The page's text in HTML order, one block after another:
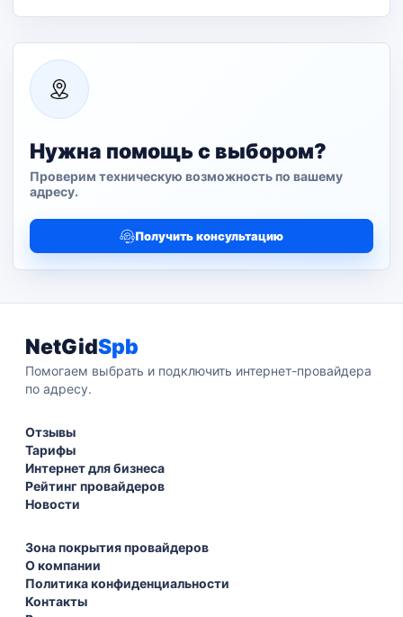
Нужна помощь с выбором?
Проверим техническую возможность по вашему
адресу.
Получить консультацию
NetGidSpb
Помогаем выбрать и подключить интернет-провайдера
по адресу.
Отзывы
Тарифы
Интернет для бизнеса
Рейтинг провайдеров
Новости
Зона покрытия провайдеров
О компании
Политика конфиденциальности
Контакты